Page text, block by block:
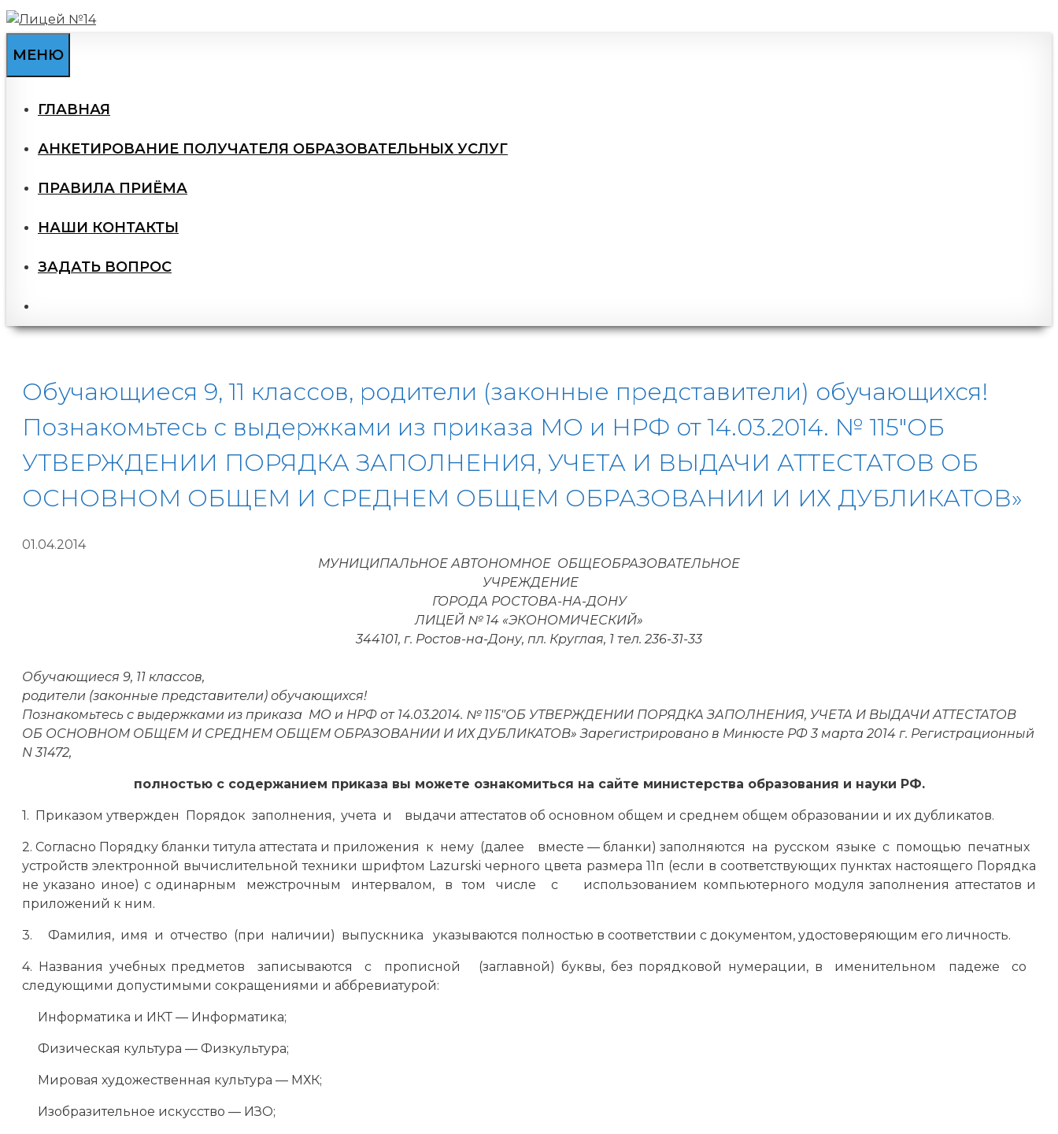
Перейти
к
содержимому
МЕНЮ
ГЛАВНАЯ
АНКЕТИРОВАНИЕ ПОЛУЧАТЕЛЯ ОБРАЗОВАТЕЛЬНЫХ УСЛУГ
ПРАВИЛА ПРИЁМА
НАШИ КОНТАКТЫ
ЗАДАТЬ ВОПРОС
Обучающиеся 9, 11 классов, родители (законные представители) обучающихся!
Познакомьтесь с выдержками из приказа МО и НРФ от 14.03.2014. № 115″ОБ
УТВЕРЖДЕНИИ ПОРЯДКА ЗАПОЛНЕНИЯ, УЧЕТА И ВЫДАЧИ АТТЕСТАТОВ ОБ
ОСНОВНОМ ОБЩЕМ И СРЕДНЕМ ОБЩЕМ ОБРАЗОВАНИИ И ИХ ДУБЛИКАТОВ»
01.04.2014
МУНИЦИПАЛЬНОЕ АВТОНОМНОЕ ОБЩЕОБРАЗОВАТЕЛЬНОЕ
УЧРЕЖДЕНИЕ
ГОРОДА РОСТОВА-НА-ДОНУ
ЛИЦЕЙ № 14 «ЭКОНОМИЧЕСКИЙ»
344101, г. Ростов-на-Дону, пл. Круглая, 1 тел. 236-31-33
Обучающиеся 9, 11 классов,
родители (законные представители) обучающихся!
Познакомьтесь с выдержками из приказа МО и НРФ от 14.03.2014. № 115″ОБ УТВЕРЖДЕНИИ ПОРЯДКА ЗАПОЛНЕНИЯ, УЧЕТА И ВЫДАЧИ АТТЕСТАТОВ
ОБ ОСНОВНОМ ОБЩЕМ И СРЕДНЕМ ОБЩЕМ ОБРАЗОВАНИИ И ИХ ДУБЛИКАТОВ» Зарегистрировано в Минюсте РФ 3 марта 2014 г. Регистрационный
N 31472,
полностью с содержанием приказа вы можете ознакомиться на сайте министерства образования и науки РФ.
1. Приказом утвержден Порядок заполнения, учета и выдачи аттестатов об основном общем и среднем общем образовании и их дубликатов.
2. Согласно Порядку бланки титула аттестата и приложения к нему (далее вместе — бланки) заполняются на русском языке с помощью печатных
устройств электронной вычислительной техники шрифтом Lazurski черного цвета размера 11п (если в соответствующих пунктах настоящего Порядка
не указано иное) с одинарным межстрочным интервалом, в том числе с использованием компьютерного модуля заполнения аттестатов и
приложений к ним.
3. Фамилия, имя и отчество (при наличии) выпускника указываются полностью в соответствии с документом, удостоверяющим его личность.
4. Названия учебных предметов записываются с прописной (заглавной) буквы, без порядковой нумерации, в именительном падеже со
следующими допустимыми сокращениями и аббревиатурой:
Информатика и ИКТ — Информатика;
Физическая культура — Физкультура;
Мировая художественная культура — МХК;
Изобразительное искусство — ИЗО;